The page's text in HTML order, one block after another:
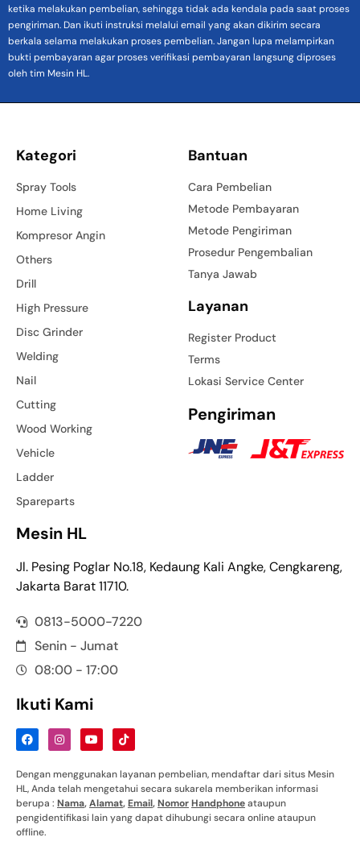
ketika melakukan pembelian, sehingga tidak ada kendala pada saat proses
pengiriman. Dan ikuti instruksi melalui email yang akan dikirim secara
berkala selama melakukan proses pembelian. Jangan lupa melampirkan
bukti pembayaran agar proses verifikasi pembayaran langsung diproses
oleh tim Mesin HL.
Kategori
Spray Tools
Home Living
Kompresor Angin
Others
Drill
High Pressure
Disc Grinder
Welding
Nail
Cutting
Wood Working
Vehicle
Ladder
Spareparts
Bantuan
Cara Pembelian
Metode Pembayaran
Metode Pengiriman
Prosedur Pengembalian
Tanya Jawab
Layanan
Register Product
Terms
Lokasi Service Center
Pengiriman
Mesin HL
Jl. Pesing Poglar No.18, Kedaung Kali Angke, Cengkareng,
Jakarta Barat 11710.
0813-5000-7220
Senin - Jumat
08:00 - 17:00
Ikuti Kami
Dengan menggunakan layanan pembelian, mendaftar dari situs Mesin
HL, Anda telah mengetahui secara sukarela memberikan informasi
berupa : Nama,Alamat,Email,NomorHandphoneataupun
pengidentifikasi lain yang dapat dihubungi secara online ataupun
offline.